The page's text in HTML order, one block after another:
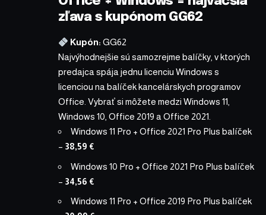
zľava s kupónom GG62
Kupón: GG62
Najvýhodnejšie sú samozrejme balíčky, v ktorých
predajca spája jednu licenciu Windows s
licenciou na balíček kancelárskych programov
Office. Vybrať si môžete medzi Windows 11,
Windows 10, Office 2019 a Office 2021.
Windows 11 Pro + Office 2021 Pro Plus balíček
– 38,59 €
Windows 10 Pro + Office 2021 Pro Plus balíček
– 34,56 €
Windows 11 Pro + Office 2019 Pro Plus balíček